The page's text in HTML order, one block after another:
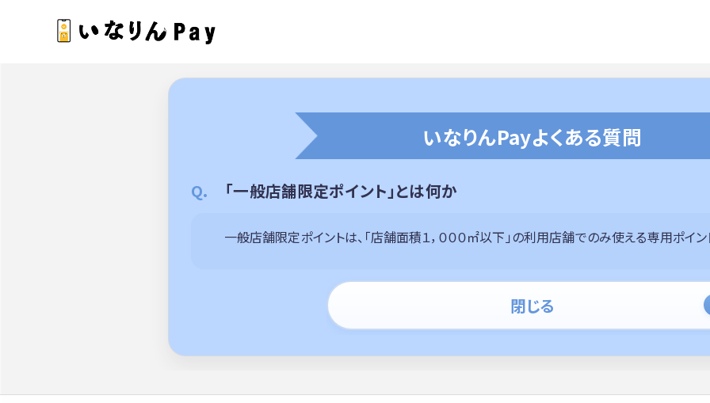
いなりんPayよくある質問
「一般店舗限定ポイント」とは何か
一般店舗限定ポイントは、「店舗面積１，０００㎡以下」の利用店舗でのみ使える専用ポイン
閉じる